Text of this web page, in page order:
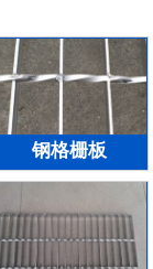
钢格栅板